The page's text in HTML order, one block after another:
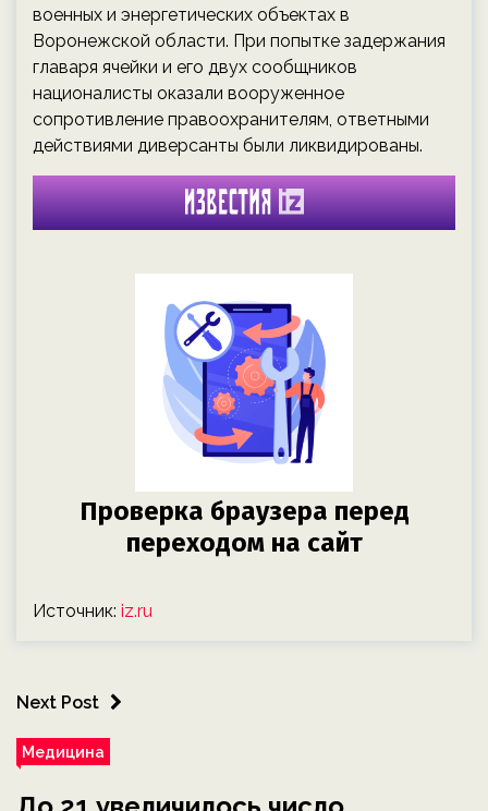
военных и энергетических объектах в
Воронежской области. При попытке задержания
главаря ячейки и его двух сообщников
националисты оказали вооруженное
сопротивление правоохранителям, ответными
действиями диверсанты были ликвидированы.
Источник: iz.ru
Next Post
Медицина